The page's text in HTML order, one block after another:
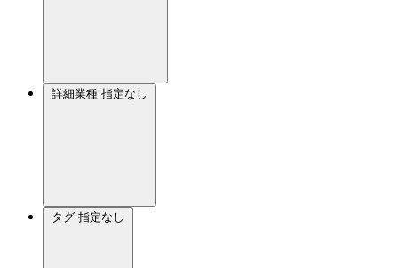
詳細業種 指定なし
タグ 指定なし